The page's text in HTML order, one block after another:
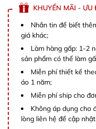
KHUYẾN MÃI - ƯU
Nhắn tin để biết
giá khác;
Làm hàng gấp: 1-2
sản phẩm có thể làm
Miễn phí thiết kế
áo 1 năm;
Miễn phí ship cho
Không áp dụng cho
lòng liên hệ để cập